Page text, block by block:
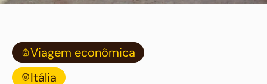
Viagem econômica
Itália